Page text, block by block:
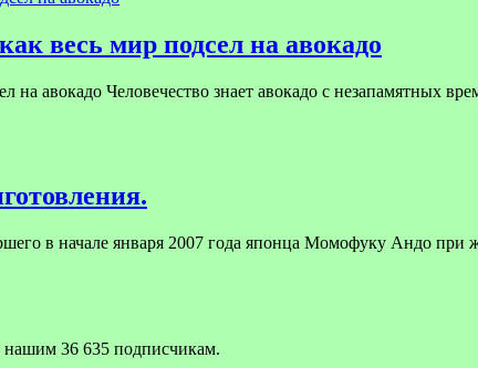
весь мир подсел на авокадо
на авокадо Человечество знает авокадо с незапамятных
в начале января 2007 года японца Момофуку Андо
36 635 подписчикам.